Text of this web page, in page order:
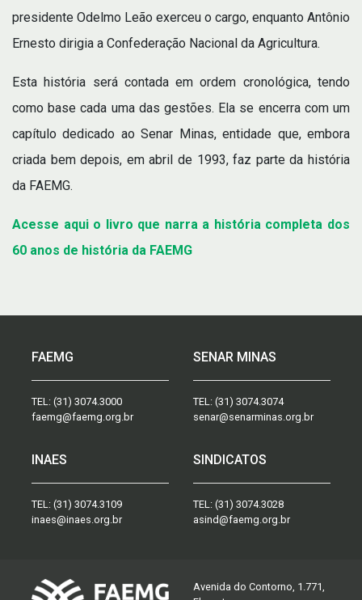
presidente Odelmo Leão exerceu o cargo, enquanto Antônio
Ernesto dirigia a Confederação Nacional da Agricultura.
Esta história será contada em ordem cronológica, tendo
como base cada uma das gestões. Ela se encerra com um
capítulo dedicado ao Senar Minas, entidade que, embora
criada bem depois, em abril de 1993, faz parte da história
da FAEMG.
Acesse aqui o livro que narra a história completa dos
60 anos de história da FAEMG
FAEMG
TEL: (31) 3074.3000
faemg@faemg.org.br
SENAR MINAS
TEL: (31) 3074.3074
senar@senarminas.org.br
INAES
TEL: (31) 3074.3109
inaes@inaes.org.br
SINDICATOS
TEL: (31) 3074.3028
asind@faemg.org.br
Avenida do Contorno, 1.771,